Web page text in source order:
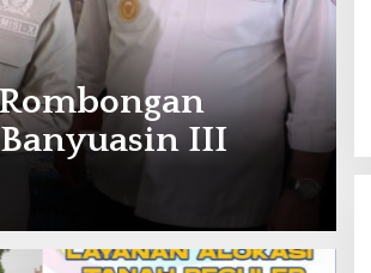
III